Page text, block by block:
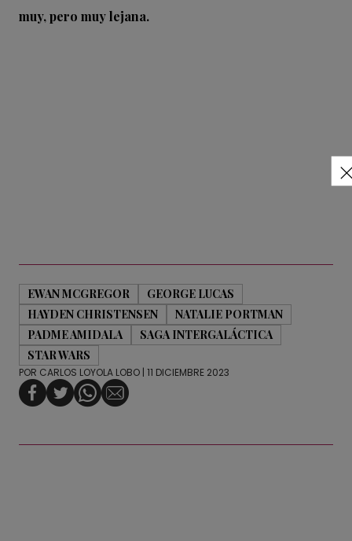
muy, pero muy lejana.
EWAN MCGREGOR
GEORGE LUCAS
HAYDEN CHRISTENSEN
NATALIE PORTMAN
PADME AMIDALA
SAGA INTERGALÁCTICA
STAR WARS
POR CARLOS LOYOLA LOBO | 11 DICIEMBRE 2023